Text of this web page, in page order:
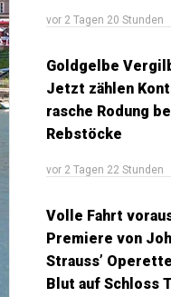
vor 2 Tagen 20 Stunden
Goldgelbe
Jetzt zählen
rasche Rodung
Rebstöcke
vor 2 Tagen 22 Stunden
Volle Fahrt
Premiere von
Strauss’
Blut auf Schloss